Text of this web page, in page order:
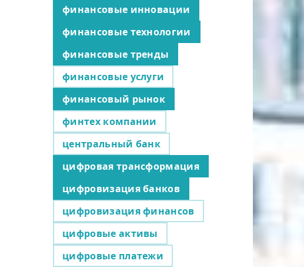
финансовые инновации
финансовые технологии
финансовые тренды
финансовые услуги
финансовый рынок
финтех компании
центральный банк
цифровая трансформация
цифровизация банков
цифровизация финансов
цифровые активы
цифровые платежи